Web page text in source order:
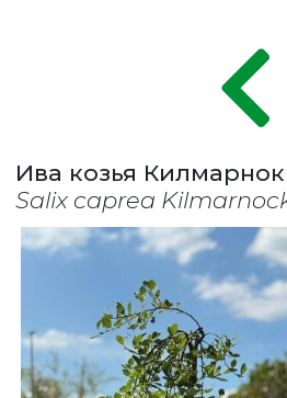
Ива козья Килмарнок
Salix caprea